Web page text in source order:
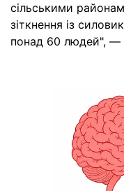
сільськими
зіткнення із
понад 60 людей", —